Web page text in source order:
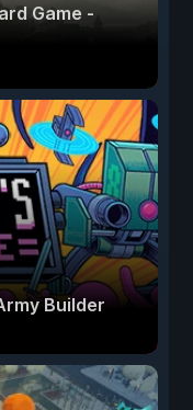
Game -
Builder